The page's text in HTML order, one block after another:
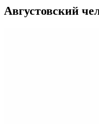
Августовский